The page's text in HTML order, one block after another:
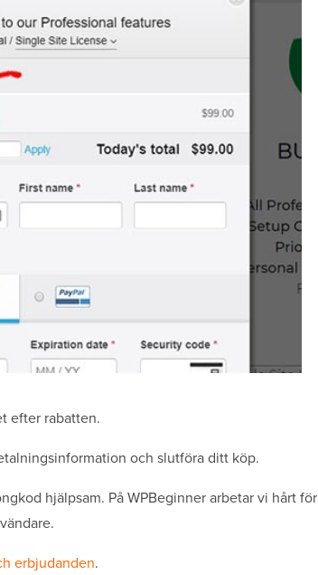
efter rabatten.
och slutföra ditt köp.
hjälpsam. På WPBeginner arbetar vi hårt för
erbjudanden.